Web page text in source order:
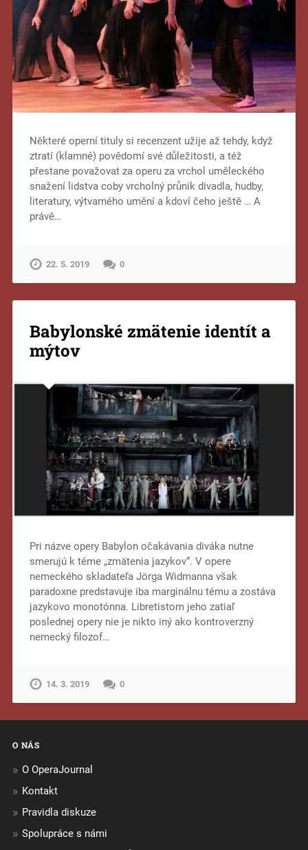
Některé operní tituly si recenzent užije až tehdy, když
ztratí (klamné) povědomí své důležitosti, a též
přestane považovat za operu za vrchol uměleckého
snažení lidstva coby vrcholný průnik divadla, hudby,
literatury, výtvarného umění a kdoví čeho ještě … A
právě…
22. 5. 2019 0
Babylonské zmätenie identít a
mýtov
Pri názve opery Babylon očakávania diváka nutne
smerujú k téme „zmätenia jazykov“. V opere
nemeckého skladateľa Jörga Widmanna však
paradoxne predstavuje iba marginálnu tému a zostáva
jazykovo monotónna. Libretistom jeho zatiaľ
poslednej opery nie je nikto iný ako kontroverzný
nemecký filozof…
14. 3. 2019 0
O NÁS
O OperaJournal
Kontakt
Pravidla diskuze
Spolupráce s námi